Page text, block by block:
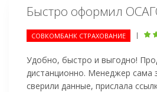
Быстро оформил
СОВКОМБАНК СТРАХОВАНИЕ |
Удобно, быстро и выгодно!
дистанционно. Менеджер сама
сверили данные, прислала